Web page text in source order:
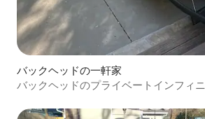
バックヘッドの一軒家
バックヘッドのプライベートインフィ